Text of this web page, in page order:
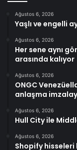
Ağustos 6, 2026
Yaşlı ve engelli
Ağustos 6, 2026
Her sene aynı
arasında kalıyor
Ağustos 6, 2026
ONGC
anlaşma
Ağustos 6, 2026
Hull City ile
Ağustos 6, 2026
Shopify